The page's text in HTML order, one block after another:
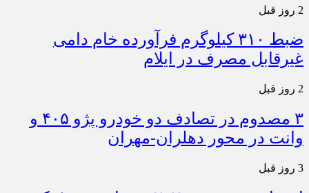
2 روز قبل
ضبط ۳۱۰ کیلوگرم فرآورده خام دامی
غیرقابل مصرف در ایلام
2 روز قبل
۳ مصدوم در تصادف دو خودرو پژو ۴۰۵ و
وانت در محور دهلران-مهران
3 روز قبل